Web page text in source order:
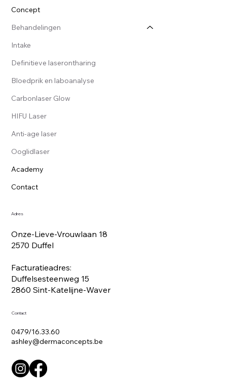
Concept
Behandelingen
Intake
Definitieve laserontharing
Bloedprik en laboanalyse
Carbonlaser Glow
HIFU Laser
Anti-age laser
Ooglidlaser
Academy
Contact
Adres
Onze-Lieve-Vrouwlaan 18
2570 Duffel
Facturatieadres:
Duffelsesteenweg 15
2860 Sint-Katelijne-Waver
Contact
0479/16.33.60
ashley@dermaconcepts.be